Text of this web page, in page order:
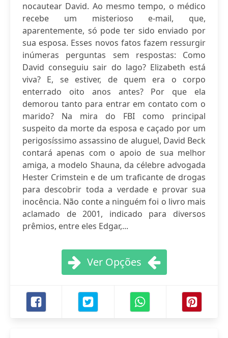
nocautear David. Ao mesmo tempo, o médico
recebe um misterioso e-mail, que,
aparentemente, só pode ter sido enviado por
sua esposa. Esses novos fatos fazem ressurgir
inúmeras perguntas sem respostas: Como
David conseguiu sair do lago? Elizabeth está
viva? E, se estiver, de quem era o corpo
enterrado oito anos antes? Por que ela
demorou tanto para entrar em contato com o
marido? Na mira do FBI como principal
suspeito da morte da esposa e caçado por um
perigosíssimo assassino de aluguel, David Beck
contará apenas com o apoio de sua melhor
amiga, a modelo Shauna, da célebre advogada
Hester Crimstein e de um traficante de drogas
para descobrir toda a verdade e provar sua
inocência. Não conte a ninguém foi o livro mais
aclamado de 2001, indicado para diversos
prêmios, entre eles Edgar,...
Ver Opções